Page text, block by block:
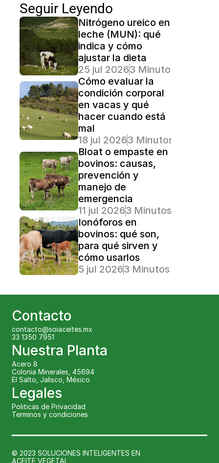
Seguir Leyendo
Nitrógeno ureico en
leche (MUN): qué
indica y cómo
ajustar la dieta
25 jul 20263 Minutos Lectura
Cómo evaluar la
condición corporal
en vacas y qué
hacer cuando está
mal
18 jul 20263 Minutos Lectura
Bloat o empaste en
bovinos: causas,
prevención y
manejo de
emergencia
11 jul 20263 Minutos Lectura
Ionóforos en
bovinos: qué son,
para qué sirven y
cómo usarlos
5 jul 20263 Minutos Lectura
Contacto
contacto@soiaceites.mx
33 1350 7951
Nuestra Planta
Acero 8
Colonia Minerales, 45694
El Salto, Jalisco, México
Legales
Politicas de Privacidad
Terminos y condiciones
© 2023 SOLUCIONES INTELIGENTES EN
ACEITE VEGETAL